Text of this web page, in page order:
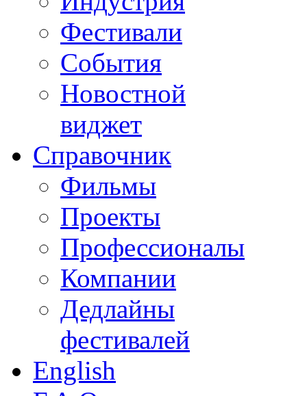
Фестивали
События
Новостной
виджет
Справочник
Фильмы
Проекты
Профессионалы
Компании
Дедлайны
фестивалей
English